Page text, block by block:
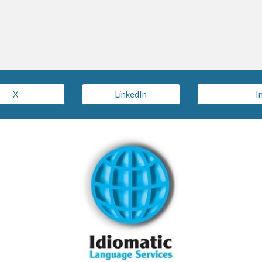
X LinkedIn